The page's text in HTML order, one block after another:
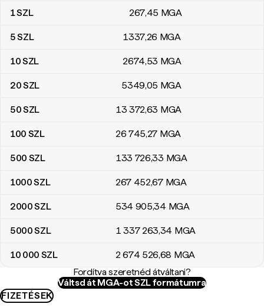
szvázi lilangeni – madagaszkári ariary átváltási táblázat
1SZL 267,45 MGA
5SZL 1337,26 MGA
10SZL 2674,53 MGA
20SZL 5349,05 MGA
50SZL 13 372,63 MGA
100 SZL 26 745,27 MGA
500 SZL 133 726,33 MGA
1000SZL 267 452,67 MGA
2000SZL 534 905,34 MGA
5000SZL 1 337 263,34 MGA
10 000 SZL 2 674 526,68 MGA
Fordítva szeretnéd átváltani?
Váltsd át MGA-ot SZL formátumra
FIZETÉSEK